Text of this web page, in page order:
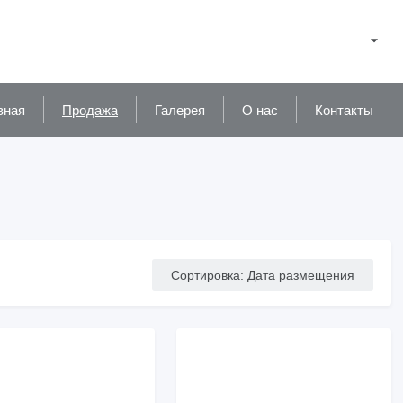
Продажа Галерея О нас Контакты
Сортировка: Дата размещения